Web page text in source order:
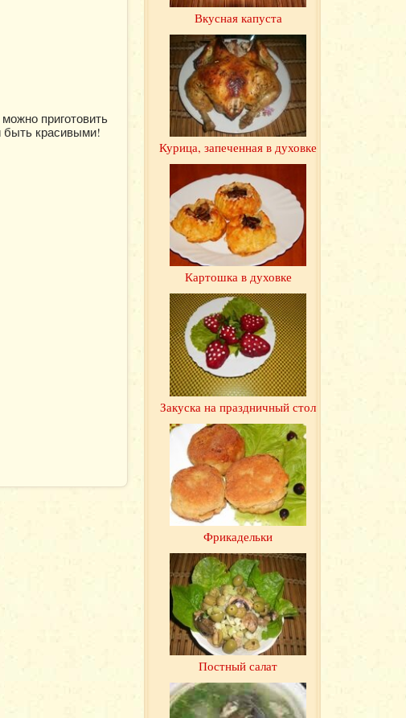
приготовить
быть красивыми!
Вкусная капуста
Курица, запеченная в духовке
Картошка в духовке
Закуска на праздничный стол
Фрикадельки
Постный салат